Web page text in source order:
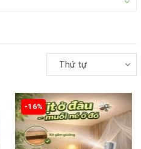
Thứ tự
-16%